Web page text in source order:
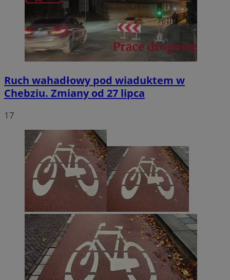
Ruch wahadłowy pod wiaduktem w
Chebziu. Zmiany od 27 lipca
17